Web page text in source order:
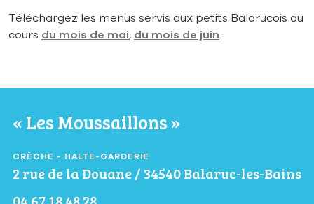
Téléchargez les menus servis aux petits Balarucois au
cours du mois de mai,du mois de juin.
« Les Moussaillons »
CRÈCHE - HALTE-GARDERIE
2 rue de la Douane / 34540 Balaruc-les-Bains